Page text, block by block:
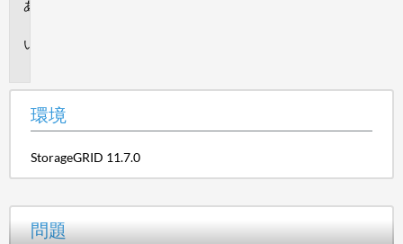
環境
StorageGRID 11.7.0
問題